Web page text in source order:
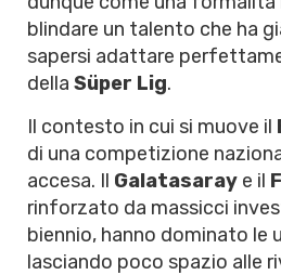
blindare un talento che ha
sapersi adattare
della Süper Lig.
Il contesto in cui si muove il
di una competizione
accesa. Il Galatasaray e il
rinforzato da massicci
biennio, hanno dominato le
lasciando poco spazio alle